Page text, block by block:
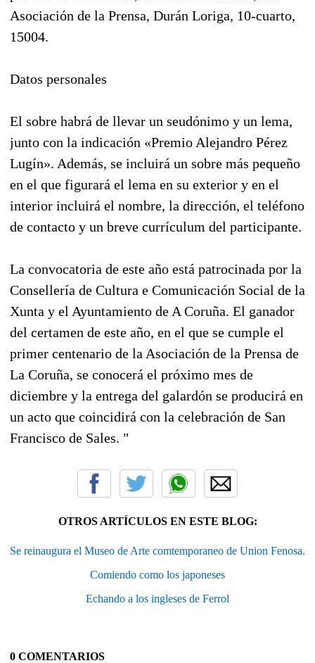
Asociación de la Prensa, Durán Loriga, 10-cuarto,
15004.
Datos personales
El sobre habrá de llevar un seudónimo y un lema,
junto con la indicación «Premio Alejandro Pérez
Lugín». Además, se incluirá un sobre más pequeño
en el que figurará el lema en su exterior y en el
interior incluirá el nombre, la dirección, el teléfono
de contacto y un breve currículum del participante.
La convocatoria de este año está patrocinada por la
Consellería de Cultura e Comunicación Social de la
Xunta y el Ayuntamiento de A Coruña. El ganador
del certamen de este año, en el que se cumple el
primer centenario de la Asociación de la Prensa de
La Coruña, se conocerá el próximo mes de
diciembre y la entrega del galardón se producirá en
un acto que coincidirá con la celebración de San
Francisco de Sales. "
OTROS ARTÍCULOS EN ESTE BLOG:
Se reinaugura el Museo de Arte comtemporaneo de Union Fenosa.
Comiendo como los japoneses
Echando a los ingleses de Ferrol
0 COMENTARIOS